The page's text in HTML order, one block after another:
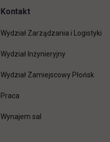
Kontakt
Wydział Zarządzania i Logistyki
Wydział Inżynieryjny
Wydział Zamiejscowy Płońsk
Praca
Wynajem sal